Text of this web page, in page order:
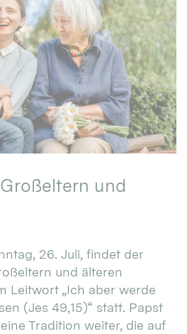
und
26. Juli, findet der
und älteren
Leitwort „Ich aber werde
(Jes 49,15)“ statt. Papst
Tradition weiter, die auf